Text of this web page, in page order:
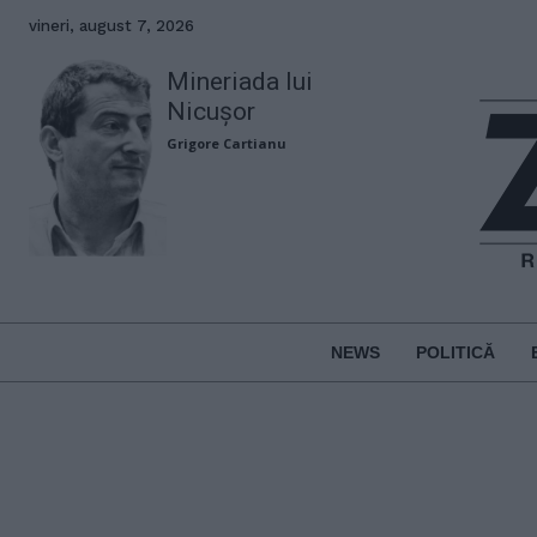
vineri, august 7, 2026
Mineriada lui
Nicușor
Grigore Cartianu
NEWS POLITICĂ